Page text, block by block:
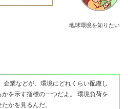
地球環境を知りたい
企業などが、環境にどれくらい配慮し
を示す指標の一つだよ。 環境負荷を
かを見るんだ。